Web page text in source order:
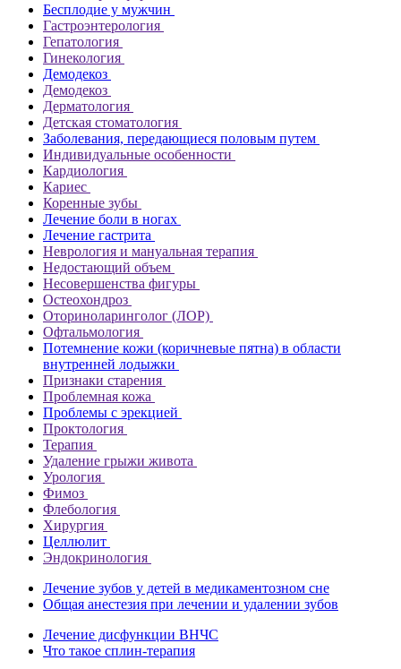
Бесплодие у мужчин
Гастроэнтерология
Гепатология
Гинекология
Демодекоз
Демодекоз
Дерматология
Детская стоматология
Заболевания, передающиеся половым путем
Индивидуальные особенности
Кардиология
Кариес
Коренные зубы
Лечение боли в ногах
Лечение гастрита
Неврология и мануальная терапия
Недостающий объем
Несовершенства фигуры
Остеохондроз
Оториноларинголог (ЛОР)
Офтальмология
Потемнение кожи (коричневые пятна) в области
внутренней лодыжки
Признаки старения
Проблемная кожа
Проблемы с эрекцией
Проктология
Терапия
Удаление грыжи живота
Урология
Фимоз
Флебология
Хирургия
Целлюлит
Эндокринология
Лечение зубов у детей в медикаментозном сне
Общая анестезия при лечении и удалении зубов
Лечение дисфункции ВНЧС
Что такое сплин-терапия